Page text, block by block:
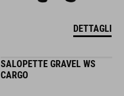
DETTAGLI
SALOPETTE GRAVEL WS
CARGO